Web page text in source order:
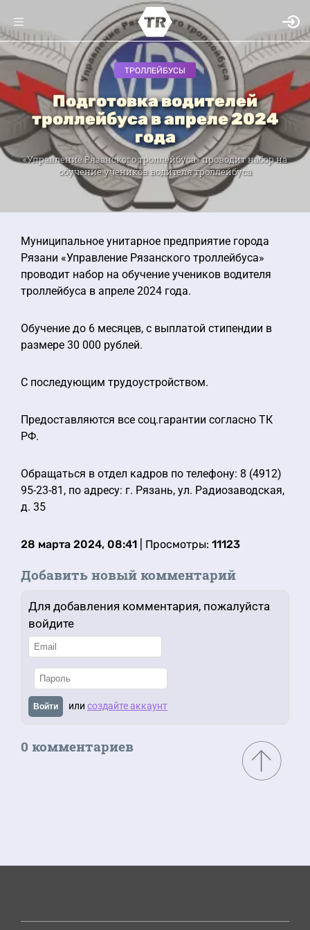
ТРОЛЛЕЙБУСЫ
Подготовка водителей
троллейбуса в апреле 2024
года
«Управление Рязанского троллейбуса» проводит набор на
обучение учеников водителя троллейбуса
Муниципальное унитарное предприятие города
Рязани «Управление Рязанского троллейбуса»
проводит набор на обучение учеников водителя
троллейбуса в апреле 2024 года.
Обучение до 6 месяцев, с выплатой стипендии в
размере 30 000 рублей.
С последующим трудоустройством.
Предоставляются все соц.гарантии согласно ТК
РФ.
Обращаться в отдел кадров по телефону: 8 (4912)
95-23-81, по адресу: г. Рязань, ул. Радиозаводская,
д. 35
28 марта 2024, 08:41 | Просмотры: 11123
Добавить новый комментарий
Для добавления комментария, пожалуйста
войдите
Войти или создайте аккаунт
0 комментариев